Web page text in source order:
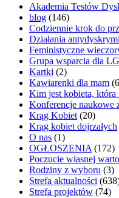
Akademia Testów
blog (146)
Codziennie krok do
Działania
Feministyczne
Grupa wsparcia dla
Kartki (2)
Kawiarenki dla mam
Kim jest kobieta, która
Konferencje naukowe
Krąg Kobiet (20)
Krąg kobiet dojrzałych
O nas (1)
OGŁOSZENIA (172)
Poczucie własnej
Rodziny z wyboru (3)
Strefa aktualności
Strefa projektów (74)